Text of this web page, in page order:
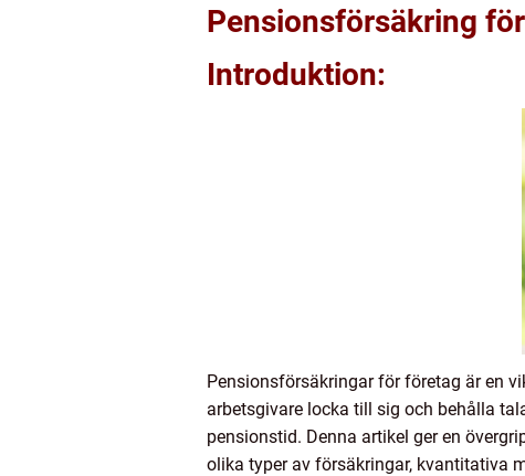
Pensionsförsäkring
Introduktion:
Pensionsförsäkringar för företag är en
arbetsgivare locka till sig och behålla
pensionstid. Denna artikel ger en
olika typer av försäkringar, kvantitativa